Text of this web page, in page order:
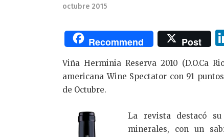
octubre 2015
Recommend Post
Viña Herminia Reserva 2010 (D.O.Ca
americana Wine Spectator con 91
de Octubre.
La revista destacó
minerales, con un